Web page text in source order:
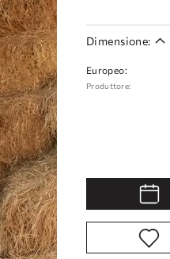
Dimensione:
Europeo:
Produttore: